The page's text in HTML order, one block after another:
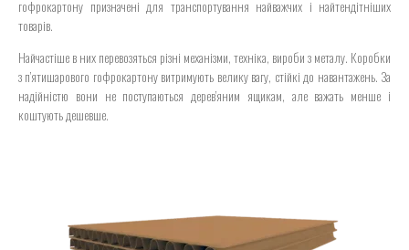
гофрокартону призначені для транспортування найважчих і найтендітніших
товарів.
Найчастіше в них перевозяться різні механізми, техніка, вироби з металу. Коробки
з п’ятишарового гофрокартону витримують велику вагу, стійкі до навантажень. За
надійністю вони не поступаються дерев’яним ящикам, але важать менше і
коштують дешевше.